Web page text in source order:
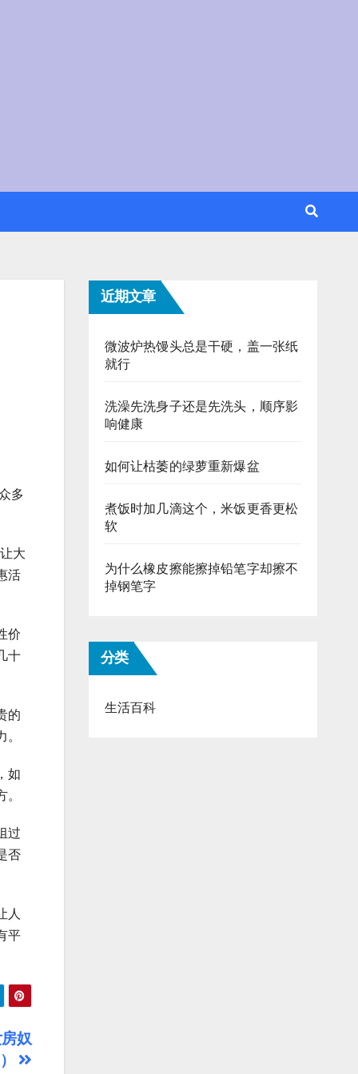
多
大
活
价
十
的
如
过
否
人
平
奴
近期文章
微波炉热馒头总是干硬，盖一张纸
就行
洗澡先洗身子还是先洗头，顺序影
响健康
如何让枯萎的绿萝重新爆盆
煮饭时加几滴这个，米饭更香更松
软
为什么橡皮擦能擦掉铅笔字却擦不
掉钢笔字
分类
生活百科